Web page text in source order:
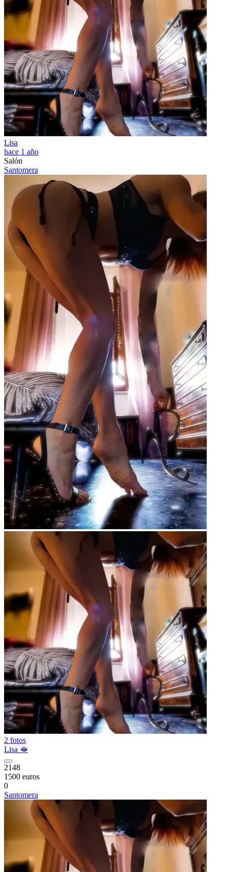
Lisa
hace 1 año
Salón
Santomera
2 fotos
Lisa 🫦
2148
1500 euros
0
Santomera